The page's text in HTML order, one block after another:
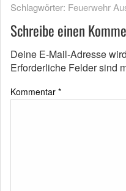
Schlagwörter: Feuerwehr
Schreibe einen
Deine E-Mail-Adresse
Erforderliche Felder sind
Kommentar *